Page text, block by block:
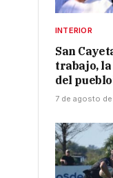
INTERIOR
San
trabajo,
del
7 de agosto